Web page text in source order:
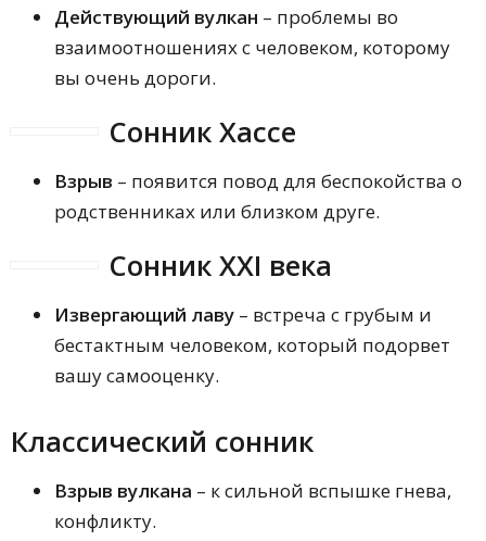
Действующий вулкан – проблемы во
взаимоотношениях с человеком, которому
вы очень дороги.
Сонник Хассе
Взрыв – появится повод для беспокойства о
родственниках или близком друге.
Сонник XXI века
Извергающий лаву – встреча с грубым и
бестактным человеком, который подорвет
вашу самооценку.
Классический сонник
Взрыв вулкана – к сильной вспышке гнева,
конфликту.